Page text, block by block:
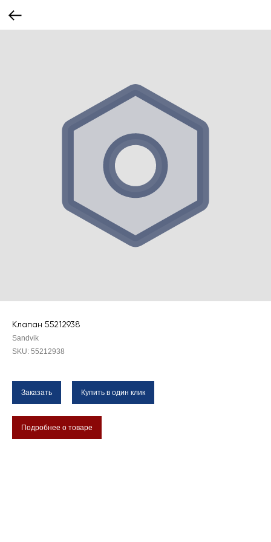
Клапан 55212938
Sandvik
SKU: 55212938
Заказать Купить в один клик
Подробнее о товаре